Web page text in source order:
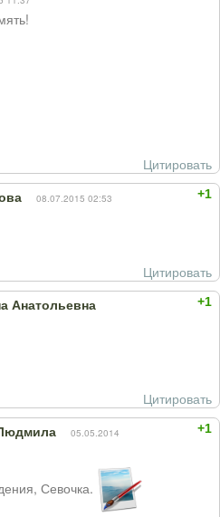
Цитировать
+1
08.07.2015 02:53
Цитировать
+1
Анатольевна
Цитировать
+1
05.05.2014
Севочка.